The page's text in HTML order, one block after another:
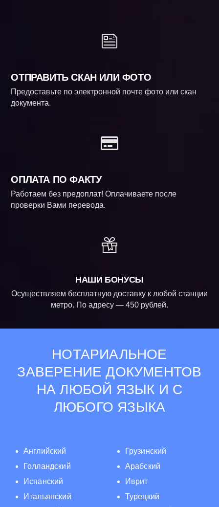
ОТПРАВИТЬ СКАН ИЛИ ФОТО
Предоставьте по электронной почте фото или скан
документа.
ОПЛАТА ПО ФАКТУ
Работаем без предоплат! Оплачиваете после
проверки Вами перевода.
НАШИ БОНУСЫ
Осуществляем бесплатную доставку к любой станции
метро. По адресу — 450 рублей.
НОТАРИАЛЬНОЕ
ЗАВЕРЕНИЕ ДОКУМЕНТОВ
НА ЛЮБОЙ ЯЗЫК И С
ЛЮБОГО ЯЗЫКА
Английский
Голландский
Испанский
Итальянский
Грузинский
Арабский
Иврит
Турецкий